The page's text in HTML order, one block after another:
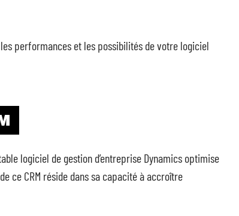
performances et les possibilités de votre logiciel
logiciel de gestion d’entreprise Dynamics optimise
ce CRM réside dans sa capacité à accroître